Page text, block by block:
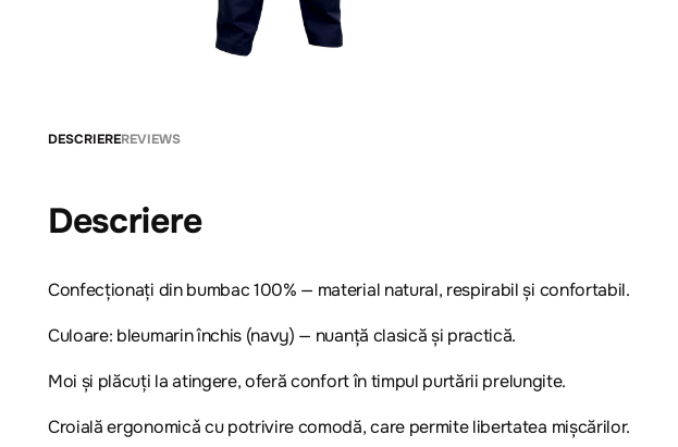
DESCRIEREREVIEWS
Descriere
Confecționați din bumbac 100% — material natural, respirabil și confortabil.
Culoare: bleumarin închis (navy) — nuanță clasică și practică.
Moi și plăcuți la atingere, oferă confort în timpul purtării prelungite.
Croială ergonomicǎ cu potrivire comodă, care permite libertatea mișcărilor.